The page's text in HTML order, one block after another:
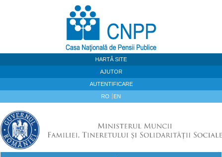
HARTĂ SITE
AJUTOR
AUTENTIFICARE
RO EN